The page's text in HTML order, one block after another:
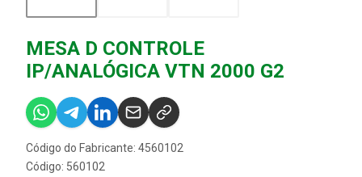
MESA D CONTROLE
IP/ANALÓGICA VTN 2000 G2
Código do Fabricante: 4560102
Código: 560102